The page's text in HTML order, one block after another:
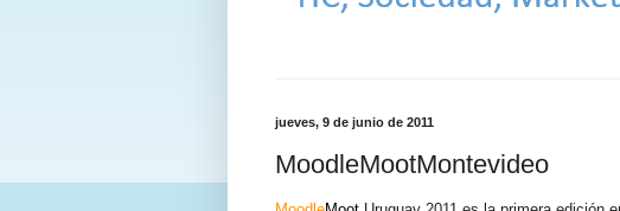
jueves, 9 de junio de 2011
MoodleMootMontevideo